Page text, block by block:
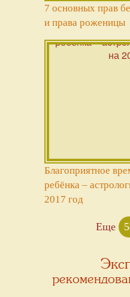
7 основных прав
и права роженицы
Благоприятное
ребёнка –
2017 год
Еще